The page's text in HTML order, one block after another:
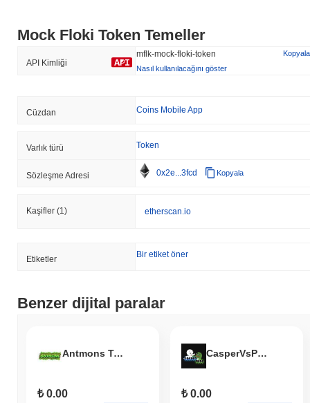
Mock Floki Token Temeller
API Kimliği
mflk-mock-floki-token
Kopyala
Nasıl kullanılacağını göster
Cüzdan Coins Mobile App
Varlık türü Token
Sözleşme Adresi 0x2e...3fcd Kopyala
Kaşifler (1) etherscan.io
Etiketler Bir etiket öner
Benzer dijital paralar
Antmons Token
₺ 0.00
CasperVsPepe
₺ 0.00